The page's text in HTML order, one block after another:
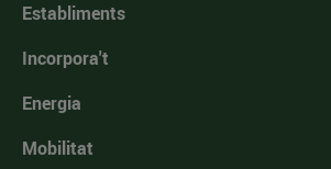
Establiments
Incorpora't
Energia
Mobilitat